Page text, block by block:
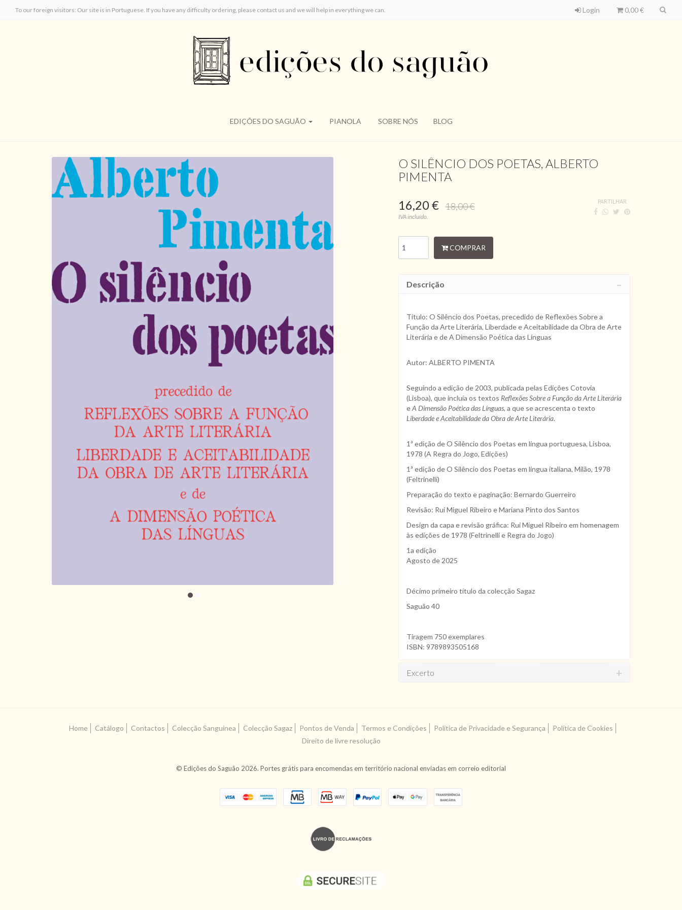
To our foreign visitors: Our site is in Portuguese. If you have any difficulty ordering, please contact us and we will help in everything we can. Login 0,00 €
EDIÇÕES DO SAGUÃO PIANOLA SOBRE NÓS BLOG
O SILÊNCIO DOS POETAS, ALBERTO
PIMENTA
16,20 € 18,00 €
IVA incluído.
PARTILHAR
COMPRAR
Descrição
Título: O Silêncio dos Poetas, precedido de Reflexões Sobre a
Função da Arte Literária, Liberdade e Aceitabilidade da Obra de Arte
Literária e de A Dimensão Poética das Línguas
Autor: ALBERTO PIMENTA
Seguindo a edição de 2003, publicada pelas Edições Cotovia
(Lisboa), que incluía os textos Reflexões Sobre a Função da Arte Literária
eA Dimensão Poética das Línguas, a que se acrescenta o texto
Liberdade e Aceitabilidade da Obra de Arte Literária.
1ª edição de O Silêncio dos Poetas em língua portuguesa, Lisboa,
1978 (A Regra do Jogo, Edições)
1ª edição de O Silêncio dos Poetas em língua italiana, Milão, 1978
(Feltrinelli)
Preparação do texto e paginação: Bernardo Guerreiro
Revisão: Rui Miguel Ribeiro e Mariana Pinto dos Santos
Design da capa e revisão gráfica: Rui Miguel Ribeiro em homenagem
às edições de 1978 (Feltrinelli e Regra do Jogo)
1a edição
Agosto de 2025
Décimo primeiro título da colecção Sagaz
Saguão 40
Tiragem 750 exemplares
ISBN: 9789893505168
Excerto
Home Catálogo Contactos Colecção Sanguínea Colecção Sagaz Pontos de Venda Termos e Condições Política de Privacidade e Segurança
Política de Cookies
Direito de livre resolução
© Edições do Saguão 2026. Portes grátis para encomendas em território nacional enviadas em correio editorial